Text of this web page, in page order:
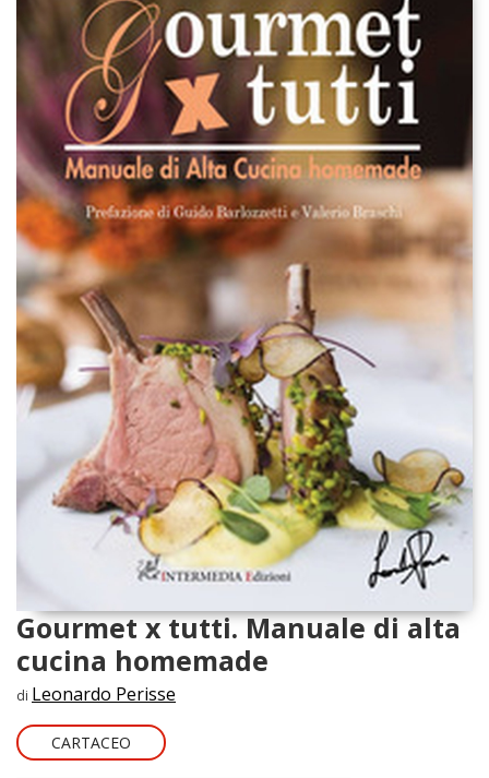
Gourmet x tutti. Manuale di alta
cucina homemade
di Leonardo Perisse
CARTACEO